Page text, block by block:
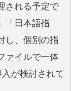
される予定で
「日本語指
し、個別の指
ァイルで一体
が検討されて